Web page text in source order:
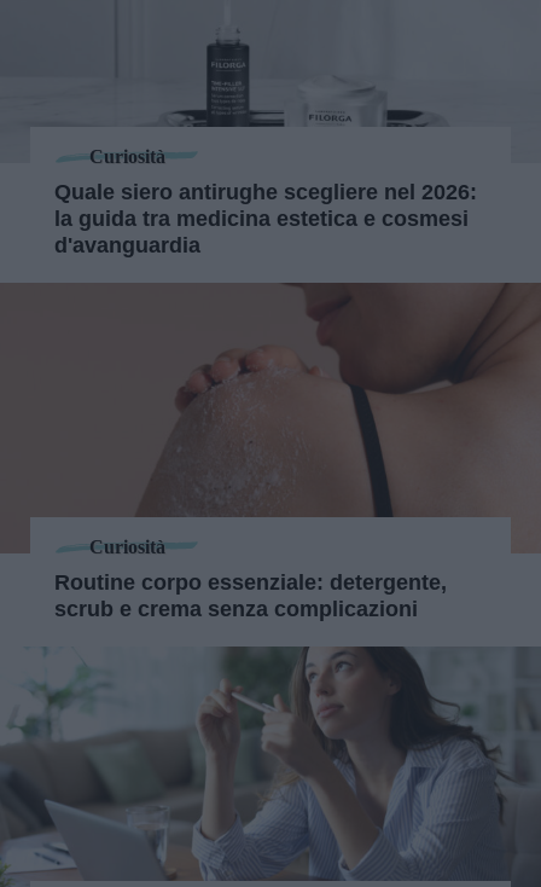
Curiosità
Quale siero antirughe scegliere nel 2026:
la guida tra medicina estetica e cosmesi
d'avanguardia
Curiosità
Routine corpo essenziale: detergente,
scrub e crema senza complicazioni